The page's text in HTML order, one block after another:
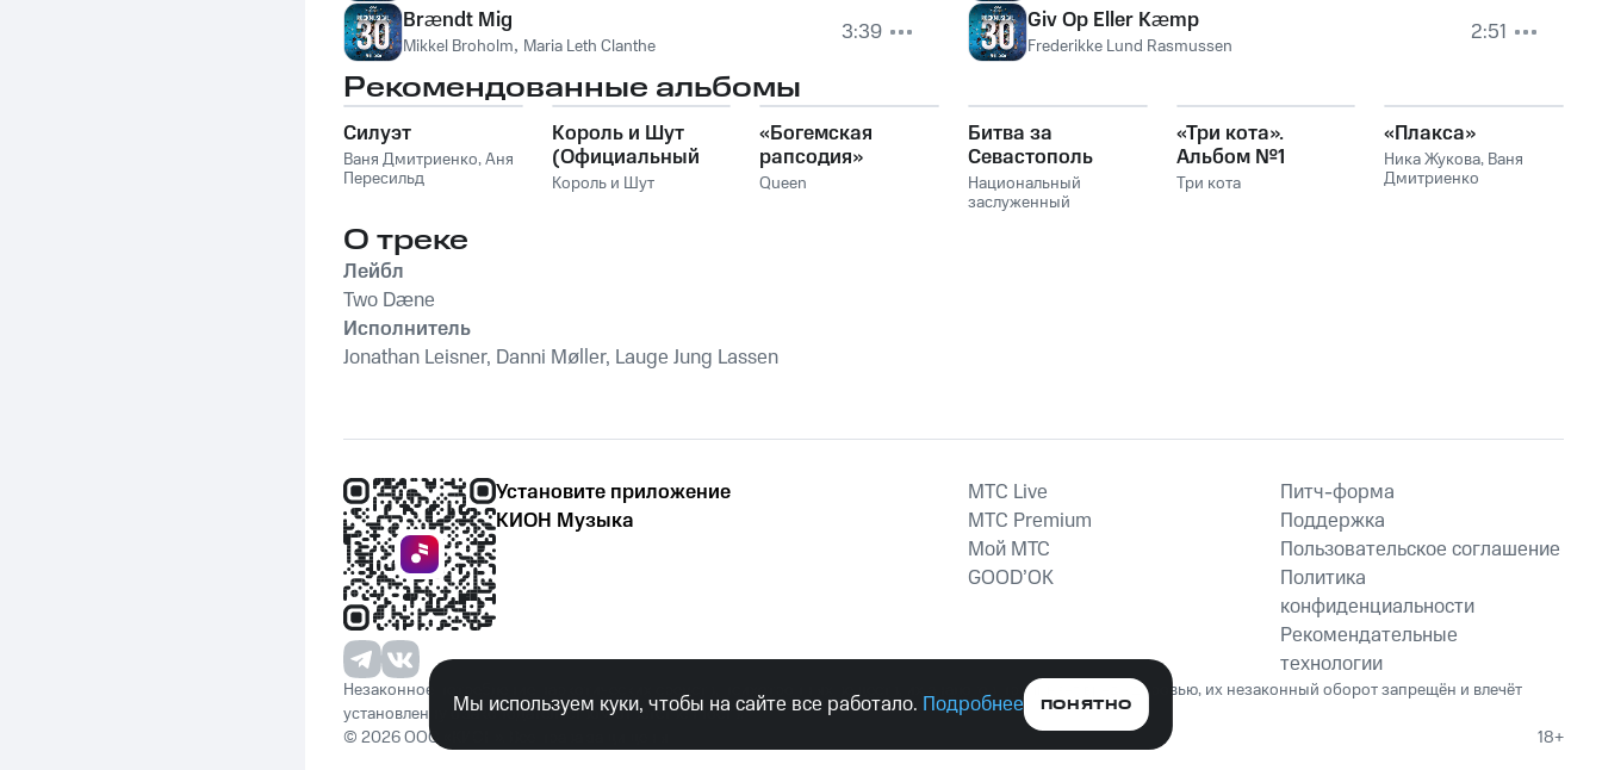
Brændt Mig
Mikkel Broholm, Maria Leth Clanthe 3:39
Giv Op Eller Kæmp
Frederikke Lund Rasmussen 2:51
Рекомендованные альбомы
Силуэт
Ваня Дмитриенко,Аня
Пересильд
Король и Шут
(Официальный
саундтрек), Часть
Король и Шут
«Богемская
рапсодия»
Queen
Битва за
Севастополь
Национальный
заслуженный
«Три кота».
Альбом №1
(саундтрек к
Три кота
«Плакса»
Ника Жукова, Ваня
Дмитриенко
О треке
Лейбл
Two Dæne
Исполнитель
Jonathan Leisner, Danni Møller, Lauge Jung Lassen
Установите приложение
КИОН Музыка
MTС Live
MTС Premium
Мой МТС
GOOD’OK
Питч-форма
Поддержка
Пользовательское соглашение
Политика
конфиденциальности
Рекомендательные
технологии
Незаконное потребление наркотических средств, психотропных веществ, их аналогов причиняет вред здоровью, их незаконный оборот запрещён и влечёт
установленную законодательством ответственность.
© 2026 ООО «КИОН». Все права защищены
18+
Мы используем куки, чтобы на сайте все работало. Подробнее ПОНЯТНО